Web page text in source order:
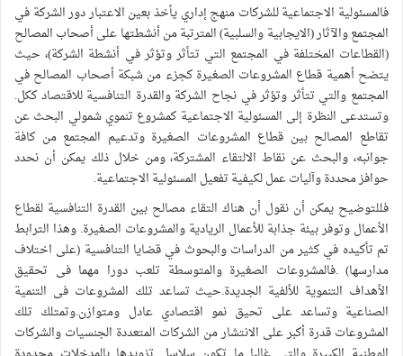
فالمسئولية الاجتماعية للشركات منهج إداري يأخذ بعين الاعتبار دور الشركة في
المجتمع والآثار (الايجابية والسلبية) المترتبة من أنشطتها على أصحاب المصالح
(القطاعات المختلفة في المجتمع التي تتأثر وتؤثر في أنشطة الشركة)، حيث
يتضح أهمية قطاع المشروعات الصغيرة كجزء من شبكة أصحاب المصالح في
المجتمع والتي تتأثر وتؤثر في نجاح الشركة والقدرة التنافسية للاقتصاد ككل.
وتستدعى النظرة إلى المسئولية الاجتماعية كمشروع تنموي شمولي البحث عن
تقاطع المصالح بين قطاع المشروعات الصغيرة وتدعيم المجتمع من كافة
جوانبه، والبحث عن نقاط الالتقاء المشتركة، ومن خلال ذلك يمكن أن نحدد
حوافز محددة وآليات عمل لكيفية تفعيل المسئولية الاجتماعية.
فللتوضيح يمكن أن نقول أن هناك التقاء مصالح بين القدرة التنافسية لقطاع
الأعمال وتوفر بيئة جذابة للأعمال الريادية والمشروعات الصغيرة. وهذا الترابط
تم تأكيده في كثير من الدراسات والبحوث في قضايا التنافسية (على اختلاف
مدارسها) .فالمشروعات الصغيرة والمتوسطة تلعب دورا مهما فى تحقيق
الأهداف التنموية للألفية الجديدة.حيث تساعد تلك المشروعات فى التنمية
الصناعية وتساعد على تحيق نمو اقتصادي عادل ومتوازن.وتمتلك تلك
المشروعات قدرة أكبر على الانتشار من الشركات المتعددة الجنسيات والشركات